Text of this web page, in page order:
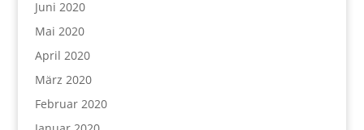
Juni 2020
Mai 2020
April 2020
März 2020
Februar 2020